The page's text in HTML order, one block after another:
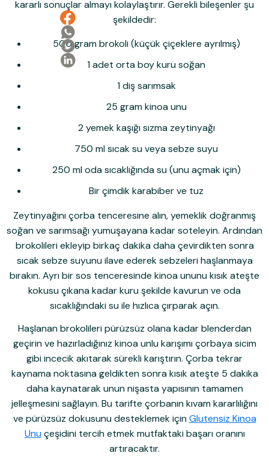
kararlı sonuçlar almayı kolaylaştırır. Gerekli bileşenler şu
şekildedir:
500 gram brokoli (küçük çiçeklere ayrılmış)
1 adet orta boy kuru soğan
1 diş sarımsak
25 gram kinoa unu
2 yemek kaşığı sızma zeytinyağı
750 ml sıcak su veya sebze suyu
250 ml oda sıcaklığında su (unu açmak için)
Bir çimdik karabiber ve tuz
Zeytinyağını çorba tenceresine alın, yemeklik doğranmış
soğan ve sarımsağı yumuşayana kadar soteleyin. Ardından
brokolileri ekleyip birkaç dakika daha çevirdikten sonra
sıcak sebze suyunu ilave ederek sebzeleri haşlanmaya
bırakın. Ayrı bir sos tenceresinde kinoa ununu kısık ateşte
kokusu çıkana kadar kuru şekilde kavurun ve oda
sıcaklığındaki su ile hızlıca çırparak açın.
Haşlanan brokolileri pürüzsüz olana kadar blenderdan
geçirin ve hazırladığınız kinoa unlu karışımı çorbaya sicim
gibi incecik akıtarak sürekli karıştırın. Çorba tekrar
kaynama noktasına geldikten sonra kısık ateşte 5 dakika
daha kaynatarak unun nişasta yapısının tamamen
jelleşmesini sağlayın. Bu tarifte çorbanın kıvam kararlılığını
ve pürüzsüz dokusunu desteklemek içinGlutensiz Kinoa
Unuçeşidini tercih etmek mutfaktaki başarı oranını
artıracaktır.